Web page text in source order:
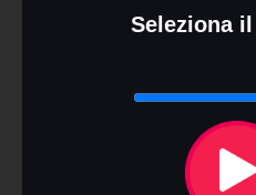
Seleziona